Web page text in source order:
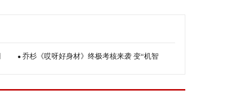
● 乔杉《哎呀好身材》终极考核来袭 变“机智
杉”花式套路惹人爆笑